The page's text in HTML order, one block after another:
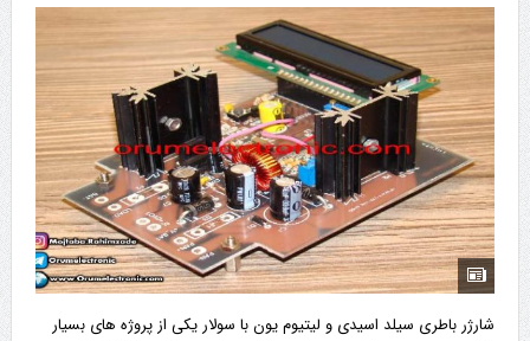
شارژر باطری سیلد اسیدی و لیتیوم یون با سولار یکی از پروژه های بسیار